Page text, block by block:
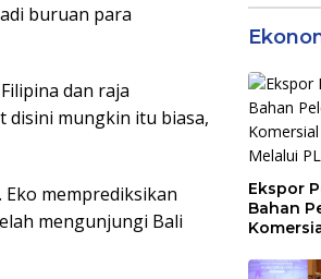
buruan para
dan raja
disini mungkin itu biasa,
memprediksikan
mengunjungi Bali
Ekspor
Bahan
PLBN